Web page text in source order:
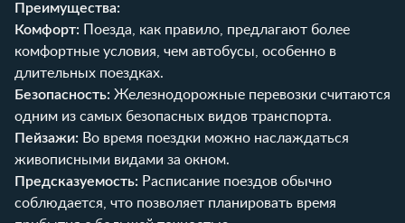
Преимущества:
Комфорт: Поезда, как правило, предлагают более
комфортные условия, чем автобусы, особенно в
длительных поездках.
Безопасность: Железнодорожные перевозки считаются
одним из самых безопасных видов транспорта.
Пейзажи: Во время поездки можно наслаждаться
живописными видами за окном.
Предсказуемость: Расписание поездов обычно
соблюдается, что позволяет планировать время